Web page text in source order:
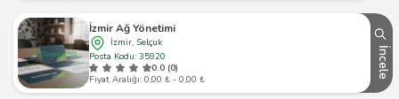
İzmir Ağ Yönetimi
İzmir, Selçuk
Posta Kodu: 35920
0.0 (0)
Fiyat Aralığı: 0,00 ₺ - 0,00 ₺
İncele